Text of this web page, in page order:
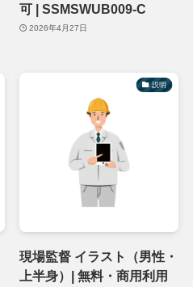
可 | SSMSWUB009-C
2026年4月27日
説明
現場監督 イラスト（男性・
上半身）| 無料・商用利用